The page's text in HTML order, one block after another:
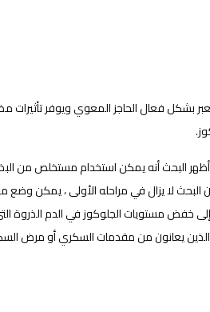
بشكل فعال الحاجز المعوي ويوفر تأثيرات
البحث أنه يمكن استخدام مستخلص من
البحث لا يزال في مراحله الأولى ، يمكن
خفض مستويات الجلوكوز في الدم الذروة
يعانون من مقدمات السكري أو مرض